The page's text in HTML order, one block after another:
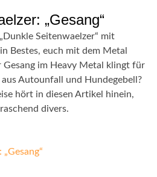
„Gesang“
Seitenwaelzer“ mit
Bestes, euch mit dem Metal
im Heavy Metal klingt für
Autounfall und Hundegebell?
hört in diesen Artikel hinein,
divers.